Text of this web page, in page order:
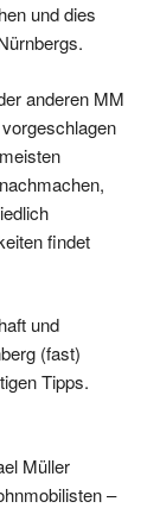
und dies
anderen MM
findet
und
(fast)
Tipps.
Müller
–